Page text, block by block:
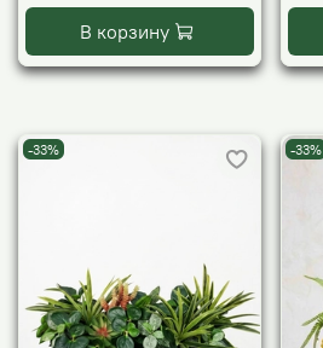
В корзину
-33% -33%